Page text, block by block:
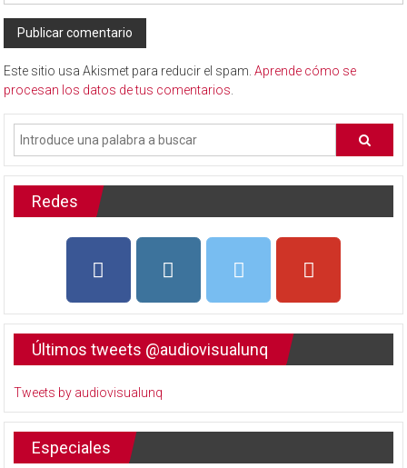
Este sitio usa Akismet para reducir el spam.Aprende cómo se
procesan los datos de tus comentarios
Redes
Últimos tweets @audiovisualunq
Tweets by audiovisualunq
Especiales